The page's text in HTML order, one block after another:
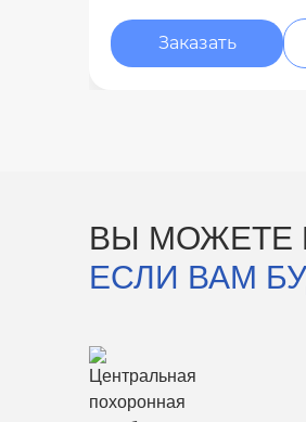
Заказать
ВЫ МОЖЕТЕ
ЕСЛИ ВАМ